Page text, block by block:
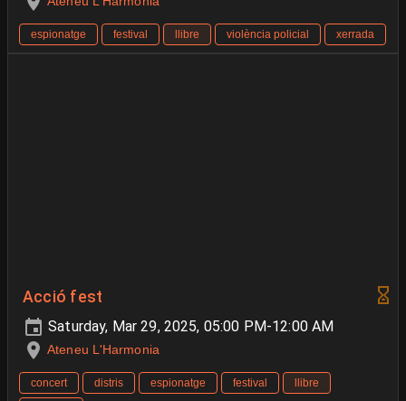
espionatge festival llibre violència policial xerrada
Acció fest
Saturday, Mar 29, 2025, 05:00 PM-12:00 AM
Ateneu L'Harmonia
concert distris espionatge festival
llibre